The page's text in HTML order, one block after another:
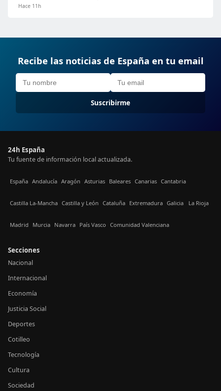
Hace 11h
Recibe las noticias de España en tu email
Suscribirme
24h España
Tu fuente de información local actualizada.
España Andalucía Aragón Asturias Baleares Canarias Cantabria
Castilla La-Mancha Castilla y León Cataluña Extremadura Galicia La Rioja
Madrid Murcia Navarra País Vasco Comunidad Valenciana
Secciones
Nacional
Internacional
Economía
Justicia Social
Deportes
Cotilleo
Tecnología
Cultura
Sociedad